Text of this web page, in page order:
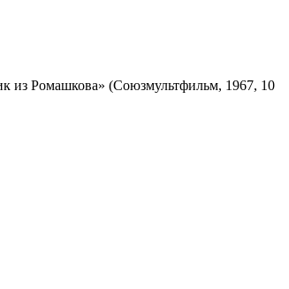
из Ромашкова» (Союзмультфильм, 1967, 10